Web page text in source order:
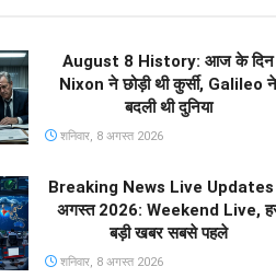
August 8 History: आज के दिन
Nixon ने छोड़ी थी कुर्सी, Galileo ने
बदली थी दुनिया
शनिवार, 8 अगस्त 2026
Breaking News Live
अगस्त 2026: Weekend Live,
बड़ी खबर सबसे पहले
शनिवार, 8 अगस्त 2026